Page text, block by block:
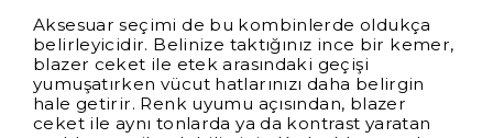
Aksesuar seçimi de bu kombinlerde oldukça
belirleyicidir. Belinize taktığınız ince bir kemer,
blazer ceket ile etek arasındaki geçişi
yumuşatırken vücut hatlarınızı daha belirgin
hale getirir. Renk uyumu açısından, blazer
ceket ile aynı tonlarda ya da kontrast yaratan